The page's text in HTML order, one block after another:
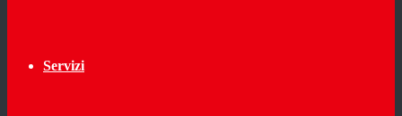
Servizi